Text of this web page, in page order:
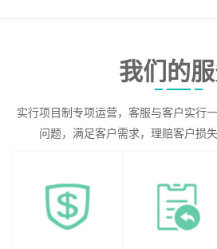
我们的
实行项目制专项运营，客服与客户实行
问题，满足客户需求，理赔客户损